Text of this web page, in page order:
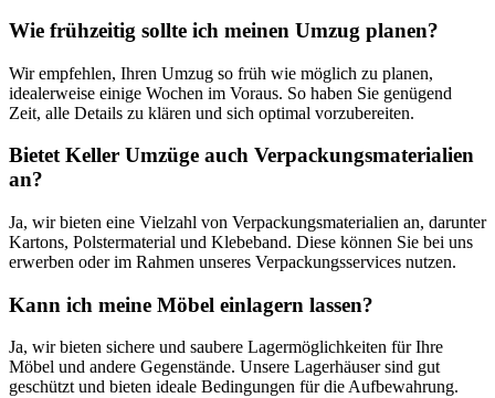
Wie frühzeitig sollte ich meinen Umzug planen?
Wir empfehlen, Ihren Umzug so früh wie möglich zu planen,
idealerweise einige Wochen im Voraus. So haben Sie genügend
Zeit, alle Details zu klären und sich optimal vorzubereiten.
Bietet Keller Umzüge auch Verpackungsmaterialien
an?
Ja, wir bieten eine Vielzahl von Verpackungsmaterialien an, darunter
Kartons, Polstermaterial und Klebeband. Diese können Sie bei uns
erwerben oder im Rahmen unseres Verpackungsservices nutzen.
Kann ich meine Möbel einlagern lassen?
Ja, wir bieten sichere und saubere Lagermöglichkeiten für Ihre
Möbel und andere Gegenstände. Unsere Lagerhäuser sind gut
geschützt und bieten ideale Bedingungen für die Aufbewahrung.